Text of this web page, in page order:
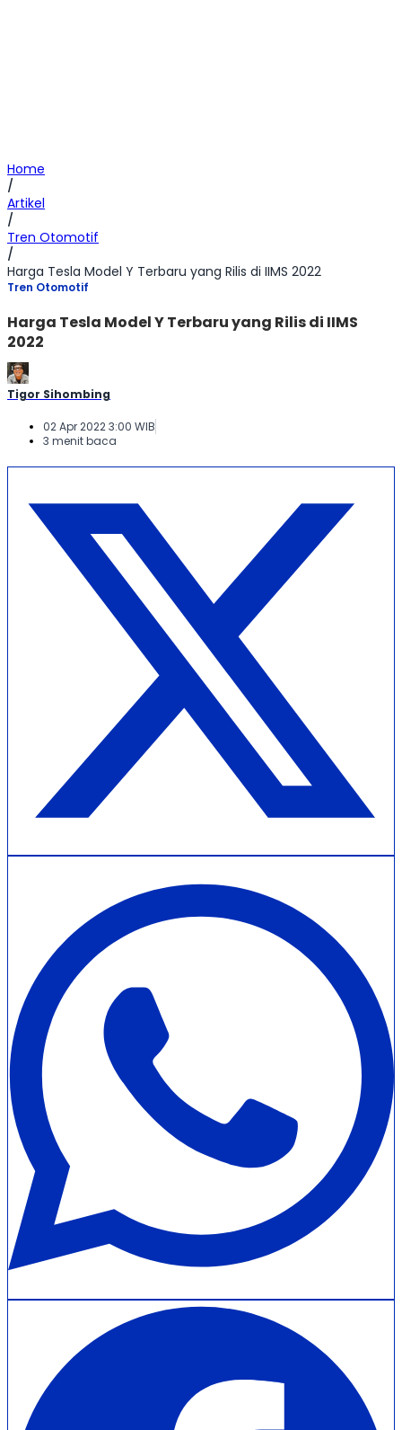
Home
/
Artikel
/
Tren Otomotif
/
Harga Tesla Model Y Terbaru yang Rilis di IIMS 2022
Tren Otomotif
Harga Tesla Model Y Terbaru yang Rilis di IIMS
2022
Tigor Sihombing
02 Apr 2022 3:00 WIB
3 menit baca